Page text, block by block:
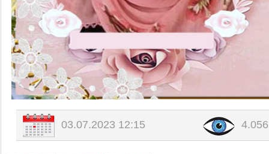
03.07.2023 12:15